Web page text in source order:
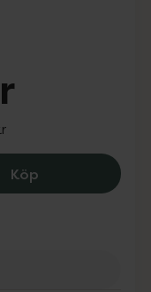
KöpNICHE